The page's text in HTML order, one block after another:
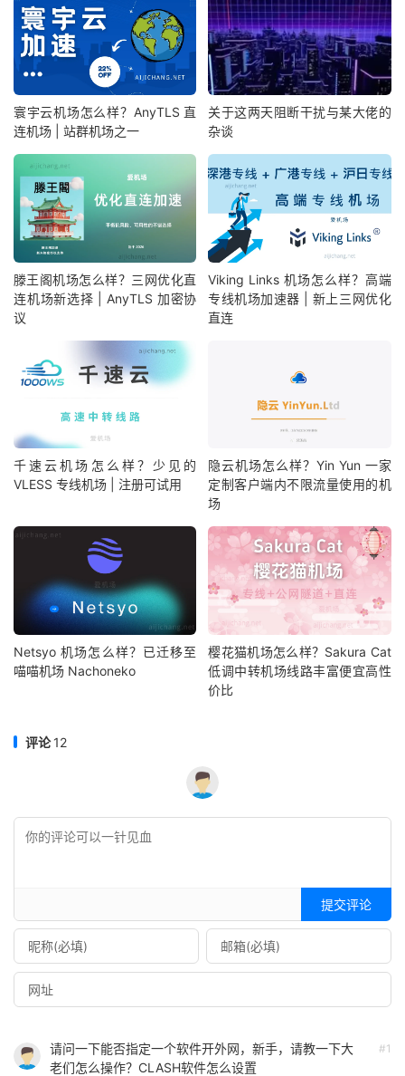
寰宇云机场怎么样？AnyTLS 直
连机场 | 站群机场之一
关于这两天阻断干扰与某大佬的
杂谈
滕王阁机场怎么样？三网优化直
连机场新选择 | AnyTLS 加密协
议
Viking Links 机场怎么样？高端
专线机场加速器 | 新上三网优化
直连
千速云机场怎么样？少见的
VLESS 专线机场 | 注册可试用
隐云机场怎么样？Yin Yun 一家
定制客户端内不限流量使用的机
场
Netsyo 机场怎么样？已迁移至
喵喵机场 Nachoneko
樱花猫机场怎么样？Sakura Cat
低调中转机场线路丰富便宜高性
价比
评论12
提交评论
#1
请问一下能否指定一个软件开外网，新手，请教一下大
老们怎么操作？CLASH软件怎么设置